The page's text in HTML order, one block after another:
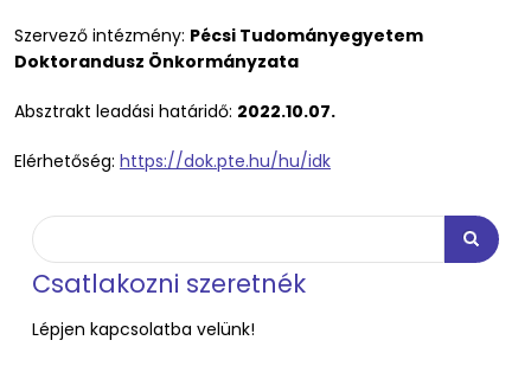
Szervező intézmény: Pécsi Tudományegyetem
Doktorandusz Önkormányzata
Absztrakt leadási határidő: 2022.10.07.
Elérhetőség: https://dok.pte.hu/hu/idk
Keresés
Keresés
Csatlakozni szeretnék
Lépjen kapcsolatba velünk!